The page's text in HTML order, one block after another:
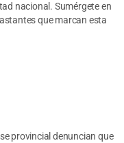
nacional. Sumérgete en
que marcan esta
provincial denuncian que